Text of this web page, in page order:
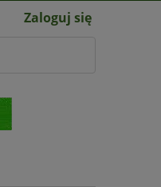
Zaloguj się